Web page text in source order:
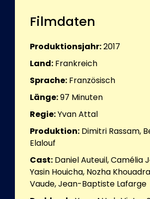
Filmdaten
Produktionsjahr:2017
Land: Frankreich
Sprache: Französisch
Länge:97 Minuten
Regie:Yvan Attal
Produktion: Dimitri Rassam,
Elalouf
Cast: Daniel Auteuil, Camélia
Yasin Houicha, Nozha
Vaude, Jean-Baptiste Lafarge